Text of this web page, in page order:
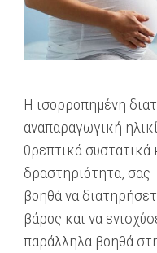
Η ισορροπημένη
αναπαραγωγική
θρεπτικά συστατικά
δραστηριότητα, σας
βοηθά να
βάρος και να
παράλληλα βοηθά